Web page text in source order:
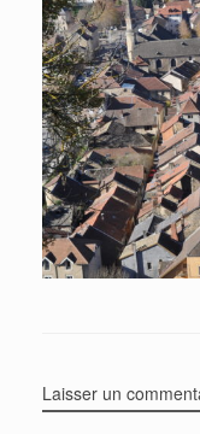
Laisser un